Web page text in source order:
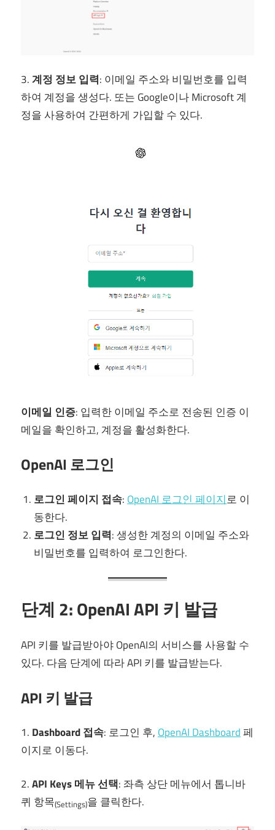
3.계정 정보 입력: 이메일 주소와 비밀번호를 입력
하여 계정을 생성다. 또는 Google이나 Microsoft 계
정을 사용하여 간편하게 가입할 수 있다.
이메일 인증: 입력한 이메일 주소로 전송된 인증 이
메일을 확인하고, 계정을 활성화한다.
OpenAI 로그인
로그인 페이지 접속: OpenAI 로그인 페이지로 이
동한다.
로그인 정보 입력: 생성한 계정의 이메일 주소와
비밀번호를 입력하여 로그인한다.
단계 2: OpenAI API 키 발급
API 키를 발급받아야 OpenAI의 서비스를 사용할 수
있다. 다음 단계에 따라 API 키를 발급받는다.
API 키 발급
1. Dashboard 접속: 로그인 후, OpenAI Dashboard페
이지로 이동다.
2.API Keys 메뉴 선택: 좌측 상단 메뉴에서 톱니바
퀴 항목(Settings)을 클릭한다.